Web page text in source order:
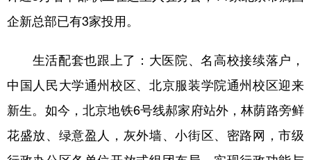
企新总部已有3家投用。
生活配套也跟上了：大医院、名高校接续落户，
中国人民大学通州校区、北京服装学院通州校区迎来
新生。如今，北京地铁6号线郝家府站外，林荫路旁鲜
花盛放、绿意盈人，灰外墙、小街区、密路网，市级